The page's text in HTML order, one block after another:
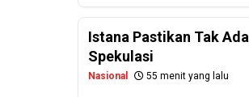
Istana Pastikan Tak
Spekulasi
Nasional 55 menit yang lalu